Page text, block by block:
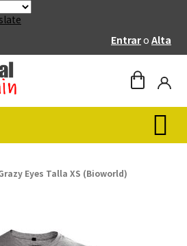
Entraro Alta
Eyes Talla XS (Bioworld)